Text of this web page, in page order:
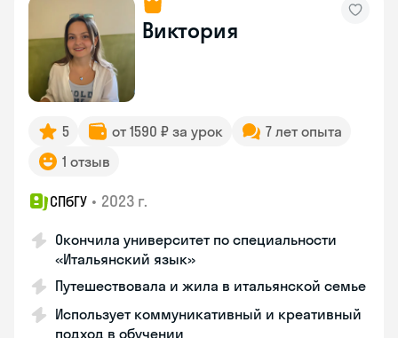
Виктория
5 от 1590 ₽ за урок
7 лет опыта
1 отзыв
СПбГУ • 2023 г.
Окончила университет по специальности
«Итальянский язык»
Путешествовала и жила в итальянской семье
Использует коммуникативный и креативный
подход в обучении